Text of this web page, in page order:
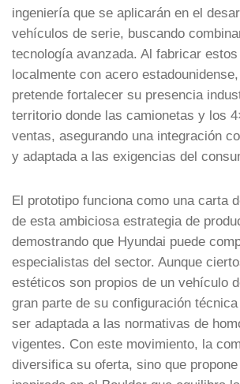
ingeniería que se aplicarán en el
vehículos de serie, buscando
tecnología avanzada. Al fabricar estos
localmente con acero
pretende fortalecer su presencia
territorio donde las camionetas y los
ventas, asegurando una integración
y adaptada a las exigencias del
El prototipo funciona como una carta
de esta ambiciosa estrategia de
demostrando que Hyundai puede
especialistas del sector. Aunque
estéticos son propios de un vehículo
gran parte de su configuración
ser adaptada a las normativas de
vigentes. Con este movimiento, la
diversifica su oferta, sino que